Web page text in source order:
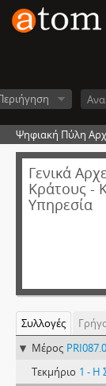
Ψηφιακή Πύλη
Γενικά
Κράτους -
Υπηρεσία
Συλλογές
Μέρος
Τεκμήριο 1 - Η